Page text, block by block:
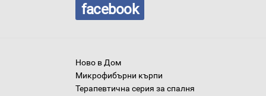
facebook
Ново в Дом
Микрофибърни кърпи
Терапевтична серия за спалня